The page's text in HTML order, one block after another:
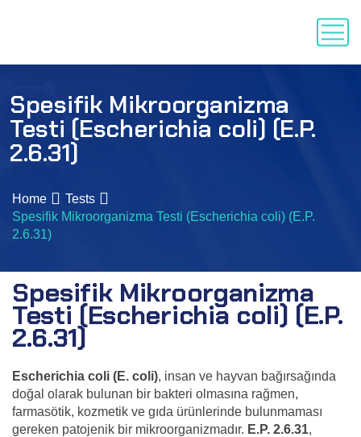
Spesifik Mikroorganizma
Testi (Escherichia coli) (E.P.
2.6.31)
Home
Tests
Spesifik Mikroorganizma Testi (Escherichia coli) (E.P.
2.6.31)
Spesifik Mikroorganizma
Testi (Escherichia coli) (E.P.
2.6.31)
Escherichia coli (E. coli), insan ve hayvan bağırsağında
doğal olarak bulunan bir bakteri olmasına rağmen,
farmasötik, kozmetik ve gıda ürünlerinde bulunmaması
gereken patojenik bir mikroorganizmadır. E.P. 2.6.31,